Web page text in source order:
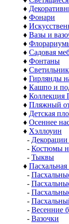
♦
♦ Фонари
♦
♦ Вазы и
♦
♦ Садовая
♦ Фонтаны
♦
♦ Гирлянды
♦ Кашпо и
♦ Коллекция
♦ Пляжный
♦ Детская
♦ Осеннее
♦ Хэллоуин
- Декорации
- Костюмы
- Тыквы
♦
-
-
-
-
- Весенние
- Вазочки